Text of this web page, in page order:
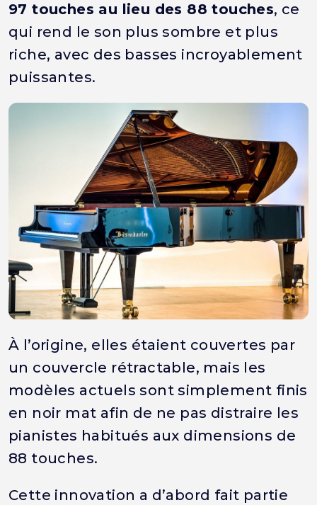
97 touches au lieu des 88 touches, ce
qui rend le son plus sombre et plus
riche, avec des basses incroyablement
puissantes.
À l’origine, elles étaient couvertes par
un couvercle rétractable, mais les
modèles actuels sont simplement finis
en noir mat afin de ne pas distraire les
pianistes habitués aux dimensions de
88 touches.
Cette innovation a d’abord fait partie